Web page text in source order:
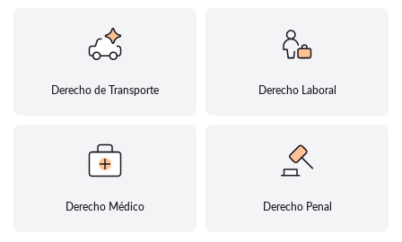
Derecho de Transporte Derecho Laboral
Derecho Médico Derecho Penal